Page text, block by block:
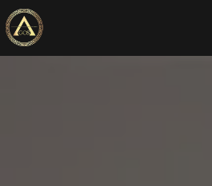
Panneau de gestion des cookies